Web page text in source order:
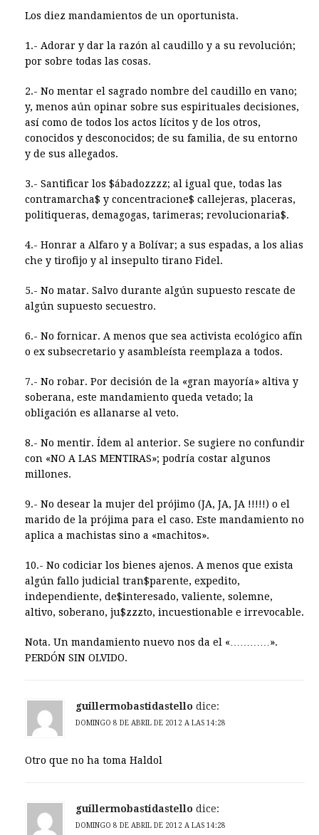
Los diez mandamientos de un oportunista.
1.- Adorar y dar la razón al caudillo y a su revolución;
por sobre todas las cosas.
2.- No mentar el sagrado nombre del caudillo en vano;
y, menos aún opinar sobre sus espirituales decisiones,
así como de todos los actos lícitos y de los otros,
conocidos y desconocidos; de su familia, de su entorno
y de sus allegados.
3.- Santificar los $ábadozzzz; al igual que, todas las
contramarcha$ y concentracione$ callejeras, placeras,
politiqueras, demagogas, tarimeras; revolucionaria$.
4.- Honrar a Alfaro y a Bolívar; a sus espadas, a los alias
che y tirofijo y al insepulto tirano Fidel.
5.- No matar. Salvo durante algún supuesto rescate de
algún supuesto secuestro.
6.- No fornicar. A menos que sea activista ecológico afín
o ex subsecretario y asambleísta reemplaza a todos.
7.- No robar. Por decisión de la «gran mayoría» altiva y
soberana, este mandamiento queda vetado; la
obligación es allanarse al veto.
8.- No mentir. Ídem al anterior. Se sugiere no confundir
con «NO A LAS MENTIRAS»; podría costar algunos
millones.
9.- No desear la mujer del prójimo (JA, JA, JA !!!!!) o el
marido de la prójima para el caso. Este mandamiento no
aplica a machistas sino a «machitos».
10.- No codiciar los bienes ajenos. A menos que exista
algún fallo judicial tran$parente, expedito,
independiente, de$interesado, valiente, solemne,
altivo, soberano, ju$zzzto, incuestionable e irrevocable.
Nota. Un mandamiento nuevo nos da el «…………».
PERDÓN SIN OLVIDO.
guillermobastidastello dice:
DOMINGO 8 DE ABRIL DE 2012 A LAS 14:28
Otro que no ha toma Haldol
guillermobastidastello dice:
DOMINGO 8 DE ABRIL DE 2012 A LAS 14:28